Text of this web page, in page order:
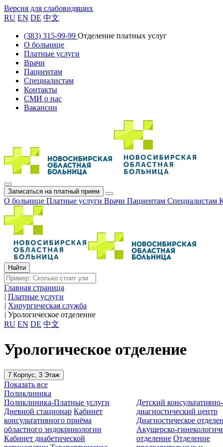
Версия для слабовидящих
RU EN DE 中文
(383) 315-99-99 Отделение платных услуг
О больнице
Платные услуги
Врачи
Пациентам
Специалистам
Контакты
СМИ о нас
Вакансии
Записаться на платный прием
О больнице Платные услуги Врачи Пациентам Специалистам
Главная страница
| Платные услуги
| Хирургическая служба
| Урологическое отделение
RU EN DE 中文
Урологическое отделение
7 Корпус, 3 Этаж
Показать все
Поликлиника
Поликлиника-Платные услуги
Дневной стационар Кабинет
консультативного приёма
областного эндокринологии
Кабинет диабетической
Детский консультативно-
диагностический центр
Диагностическое
Акушерско-
отделение Отделение